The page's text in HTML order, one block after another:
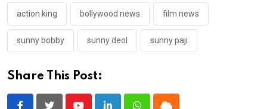
action king bollywood news film news
sunny bobby sunny deol sunny paji
Share This Post: